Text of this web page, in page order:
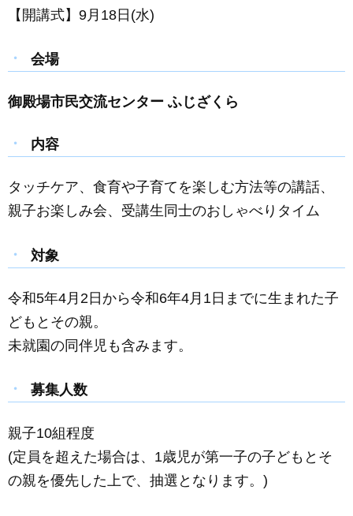
【開講式】9月18日(水)
会場
御殿場市民交流センター ふじざくら
内容
タッチケア、食育や子育てを楽しむ方法等の講話、
親子お楽しみ会、受講生同士のおしゃべりタイム
対象
令和5年4月2日から令和6年4月1日までに生まれた子
どもとその親。
未就園の同伴児も含みます。
募集人数
親子10組程度
(定員を超えた場合は、1歳児が第一子の子どもとそ
の親を優先した上で、抽選となります。)